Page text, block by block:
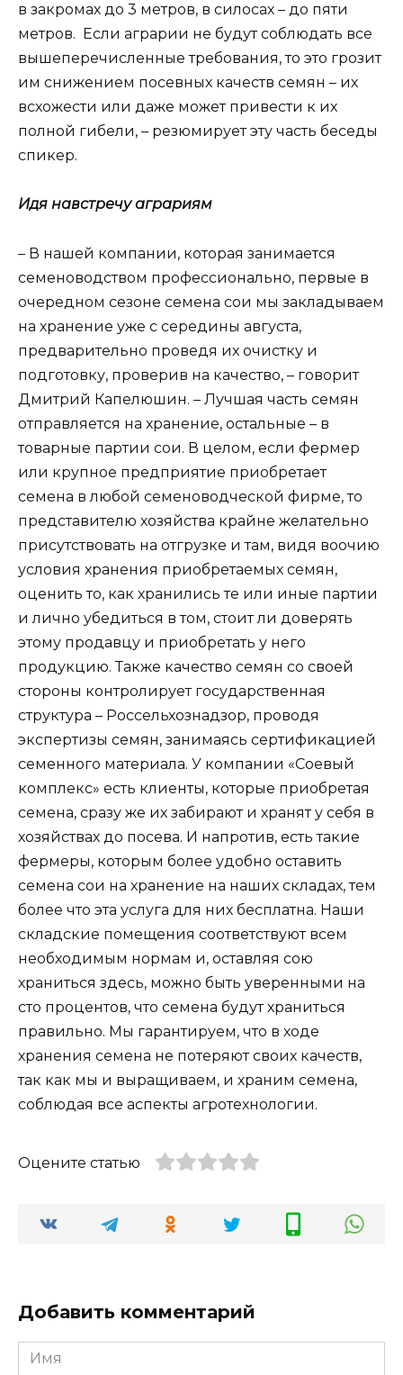
в закромах до 3 метров, в силосах – до пяти
метров. Если аграрии не будут соблюдать все
вышеперечисленные требования, то это грозит
им снижением посевных качеств семян – их
всхожести или даже может привести к их
полной гибели, – резюмирует эту часть беседы
спикер.
Идя навстречу аграриям
– В нашей компании, которая занимается
семеноводством профессионально, первые в
очередном сезоне семена сои мы закладываем
на хранение уже с середины августа,
предварительно проведя их очистку и
подготовку, проверив на качество, – говорит
Дмитрий Капелюшин. – Лучшая часть семян
отправляется на хранение, остальные – в
товарные партии сои. В целом, если фермер
или крупное предприятие приобретает
семена в любой семеноводческой фирме, то
представителю хозяйства крайне желательно
присутствовать на отгрузке и там, видя воочию
условия хранения приобретаемых семян,
оценить то, как хранились те или иные партии
и лично убедиться в том, стоит ли доверять
этому продавцу и приобретать у него
продукцию. Также качество семян со своей
стороны контролирует государственная
структура – Россельхознадзор, проводя
экспертизы семян, занимаясь сертификацией
семенного материала. У компании «Соевый
комплекс» есть клиенты, которые приобретая
семена, сразу же их забирают и хранят у себя в
хозяйствах до посева. И напротив, есть такие
фермеры, которым более удобно оставить
семена сои на хранение на наших складах, тем
более что эта услуга для них бесплатна. Наши
складские помещения соответствуют всем
необходимым нормам и, оставляя сою
храниться здесь, можно быть уверенными на
сто процентов, что семена будут храниться
правильно. Мы гарантируем, что в ходе
хранения семена не потеряют своих качеств,
так как мы и выращиваем, и храним семена,
соблюдая все аспекты агротехнологии.
Оцените статью
Добавить комментарий
Имя